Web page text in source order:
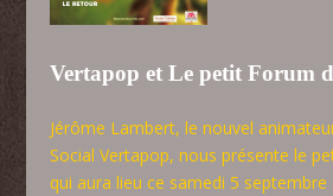
Vertapop et Le petit Forum
Jérôme Lambert, le nouvel
Social Vertapop, nous présente le
qui aura lieu ce samedi 5 septembre